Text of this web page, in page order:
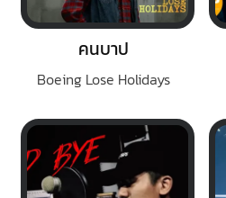
คนบาป
Boeing Lose Holidays